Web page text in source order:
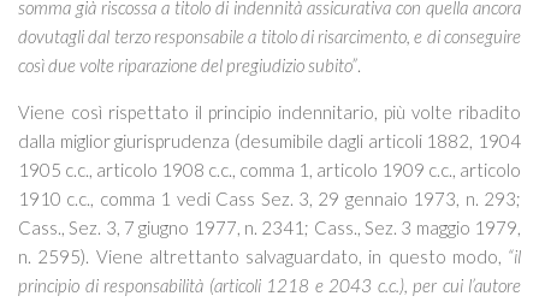
somma già riscossa a titolo di indennità assicurativa con quella ancora
dovutagli dal terzo responsabile a titolo di risarcimento, e di conseguire
così due volte riparazione del pregiudizio subito”.
Viene così rispettato il principio indennitario, più volte ribadito
dalla miglior giurisprudenza (desumibile dagli articoli 1882, 1904
1905 c.c., articolo 1908 c.c., comma 1, articolo 1909 c.c., articolo
1910 c.c., comma 1 vedi Cass Sez. 3, 29 gennaio 1973, n. 293;
Cass., Sez. 3, 7 giugno 1977, n. 2341; Cass., Sez. 3 maggio 1979,
n. 2595). Viene altrettanto salvaguardato, in questo modo, “il
principio di responsabilità (articoli 1218 e 2043 c.c.), per cui l’autore